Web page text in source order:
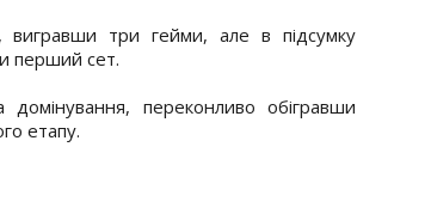
вигравши три гейми, але в підсумку
перший сет.
переконливо обігравши
етапу.